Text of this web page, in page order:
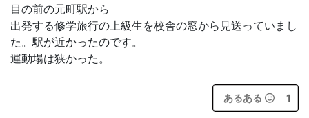
目の前の元町駅から
出発する修学旅行の上級生を校舎の窓から見送っていまし
た。駅が近かったのです。
運動場は狭かった。
あるある 1